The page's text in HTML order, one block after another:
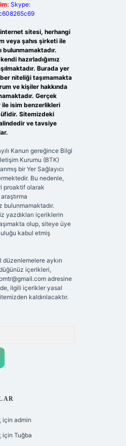
Skype:
sitesi, herhangi
veya şahıs şirketi ile
bulunmamaktadır.
hazırladığımız
Burada yer
niteliği taşımamakta
ve kişiler hakkında
Gerçek
isim benzerlikleri
Sitemizdeki
ve tavsiye
Kanun gereğince Bilgi
Kurumu (BTK)
bir Yer Sağlayıcı
Bu nedenle,
proaktif olarak
bulunmamaktadır.
yazdıkları içeriklerin
olup, siteye üye
kabul etmiş
aykırı
içerikleri,
adresine
ilgili içerikler yasal
kaldırılacaktır.
için admin
için Tuğba